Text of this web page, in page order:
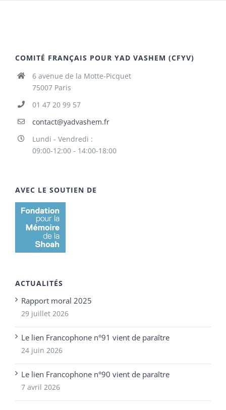
COMITÉ FRANÇAIS POUR YAD VASHEM (CFYV)
6 avenue de la Motte-Picquet
75007 Paris
01 47 20 99 57
contact@yadvashem.fr
Lundi - Vendredi :
09:00-12:00 - 14:00-18:00
AVEC LE SOUTIEN DE
ACTUALITÉS
Rapport moral 2025
29 juillet 2026
Le lien Francophone n°91 vient de paraître
24 juin 2026
Le lien Francophone n°90 vient de paraître
7 avril 2026